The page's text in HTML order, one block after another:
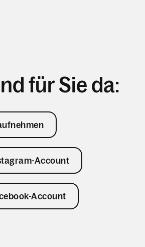
für Sie da:
Account
Account